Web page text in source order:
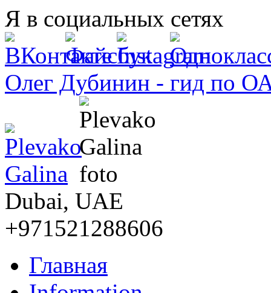
Перейти к основному содержанию
Я в социальных сетях
Олег Дубинин - гид по
Dubai, UAE
+971521288606
Главное меню
Главная